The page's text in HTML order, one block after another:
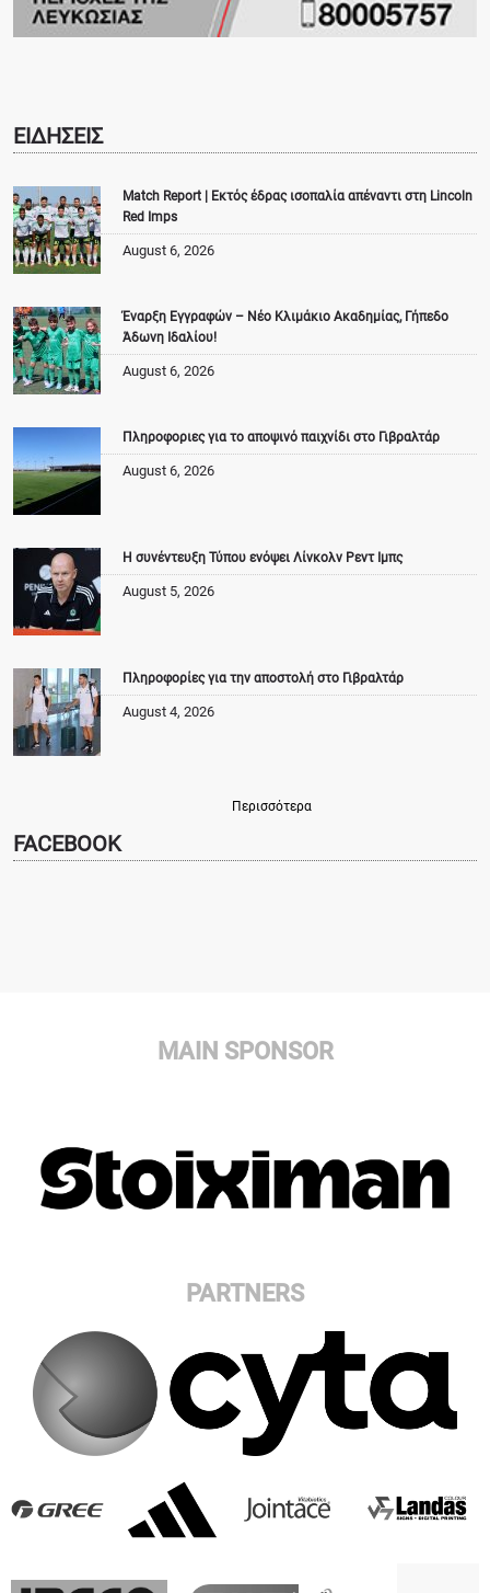
ΕΙΔΗΣΕΙΣ
Match Report | Εκτός έδρας ισοπαλία απέναντι στη Lincoln
Red Imps
August 6, 2026
Έναρξη Εγγραφών – Νέο Κλιμάκιο Ακαδημίας, Γήπεδο
Άδωνη Ιδαλίου!
August 6, 2026
Πληροφοριες για το αποψινό παιχνίδι στο Γιβραλτάρ
August 6, 2026
Η συνέντευξη Τύπου ενόψει Λίνκολν Ρεντ Ιμπς
August 5, 2026
Πληροφορίες για την αποστολή στο Γιβραλτάρ
August 4, 2026
Περισσότερα
FACEBOOK
MAIN SPONSOR
PARTNERS